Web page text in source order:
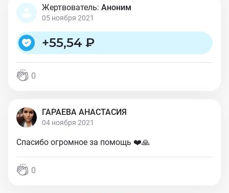
Жертвователь: Аноним
05 ноября 2021
+55,54 ₽
0
ГАРАЕВА АНАСТАСИЯ
04 ноября 2021
Спасибо огромное за помощь ❤️🙏
0